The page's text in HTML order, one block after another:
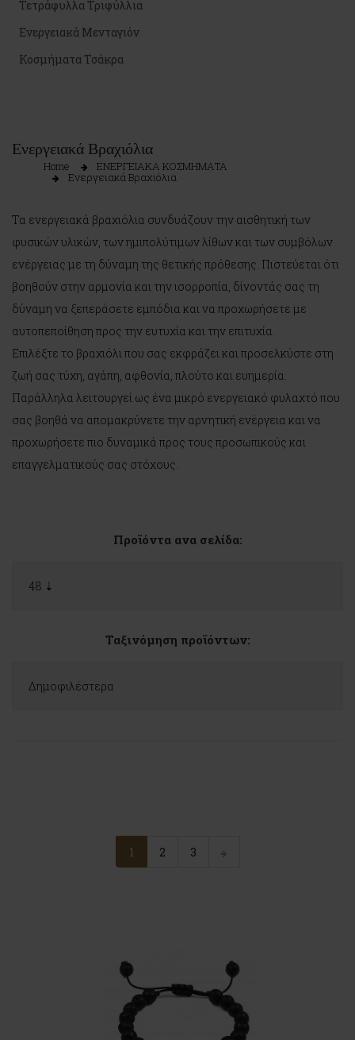
Τετράφυλλα Τριφύλλια
Ενεργειακά Μενταγιόν
Κοσμήματα Τσάκρα
Ενεργειακά Βραχιόλια
Home ΕΝΕΡΓΕΙΑΚΑ ΚΟΣΜΗΜΑΤΑ
Ενεργειακά Βραχιόλια
Τα ενεργειακά βραχιόλια συνδυάζουν την αισθητική των
φυσικών υλικών, των ημιπολύτιμων λίθων και των συμβόλων
ενέργειας με τη δύναμη της θετικής πρόθεσης. Πιστεύεται ότι
βοηθούν στην αρμονία και την ισορροπία, δίνοντάς σας τη
δύναμη να ξεπεράσετε εμπόδια και να προχωρήσετε με
αυτοπεποίθηση προς την ευτυχία και την επιτυχία.
Επιλέξτε το βραχιόλι που σας εκφράζει και προσελκύστε στη
ζωή σας τύχη, αγάπη, αφθονία, πλούτο και ευημερία.
Παράλληλα λειτουργεί ως ένα μικρό ενεργειακό φυλαχτό που
σας βοηθά να απομακρύνετε την αρνητική ενέργεια και να
προχωρήσετε πιο δυναμικά προς τους προσωπικούς και
επαγγελματικούς σας στόχους.
Προϊόντα ανα σελίδα:
Ταξινόμηση προϊόντων:
1 2 3